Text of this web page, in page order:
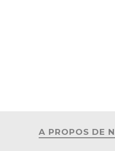
A PROPOS DE